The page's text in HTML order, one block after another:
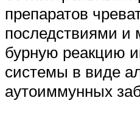
препаратов
последствиями и
бурную реакцию
системы в виде
аутоиммунных